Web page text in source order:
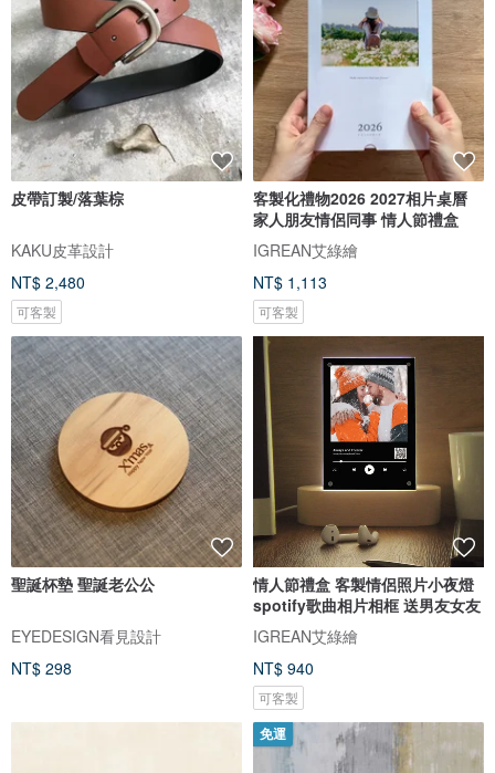
皮帶訂製/落葉棕
KAKU皮革設計
NT$ 2,480
可客製
客製化禮物2026 2027相片桌曆
家人朋友情侶同事 情人節禮盒
IGREAN艾綠繪
NT$ 1,113
可客製
聖誕杯墊 聖誕老公公
EYEDESIGN看見設計
NT$ 298
情人節禮盒 客製情侶照片小夜燈
spotify歌曲相片相框 送男友女友
IGREAN艾綠繪
NT$ 940
可客製
免運